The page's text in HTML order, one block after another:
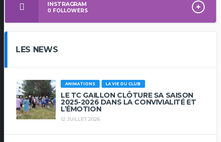
INSTRAGRAM
0 FOLLOWERS
LES NEWS
ANIMATIONS LA VIE DU CLUB
LE TC GAILLON CLÔTURE SA SAISON
2025-2026 DANS LA CONVIVIALITÉ ET
L’ÉMOTION
12 JUILLET 2026